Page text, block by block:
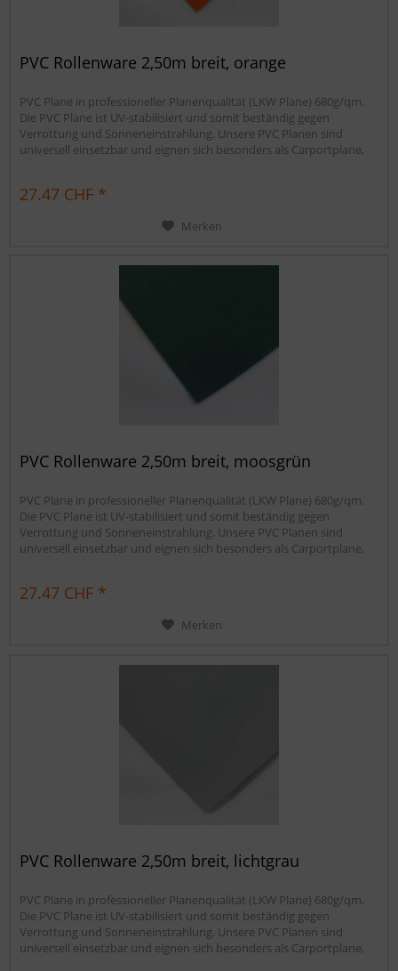
PVC Rollenware 2,50m breit, orange
PVC Plane in professioneller Planenqualität (LKW Plane) 680g/qm.
Die PVC Plane ist UV-stabilisiert und somit beständig gegen
Verrottung und Sonneneinstrahlung. Unsere PVC Planen sind
universell einsetzbar und eignen sich besonders als Carportplane,
Ihnen auch ein...
27.47 CHF *
Merken
PVC Rollenware 2,50m breit, moosgrün
PVC Plane in professioneller Planenqualität (LKW Plane) 680g/qm.
Die PVC Plane ist UV-stabilisiert und somit beständig gegen
Verrottung und Sonneneinstrahlung. Unsere PVC Planen sind
universell einsetzbar und eignen sich besonders als Carportplane,
Ihnen auch ein...
27.47 CHF *
Merken
PVC Rollenware 2,50m breit, lichtgrau
PVC Plane in professioneller Planenqualität (LKW Plane) 680g/qm.
Die PVC Plane ist UV-stabilisiert und somit beständig gegen
Verrottung und Sonneneinstrahlung. Unsere PVC Planen sind
universell einsetzbar und eignen sich besonders als Carportplane,